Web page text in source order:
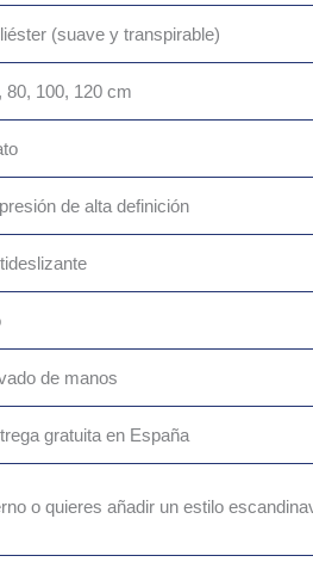
(suave y transpirable)
80, 100, 120 cm
de alta definición
de manos
gratuita en España
o quieres añadir un estilo